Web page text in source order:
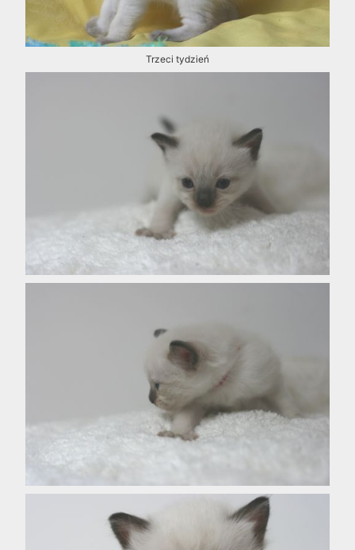
Trzeci tydzień